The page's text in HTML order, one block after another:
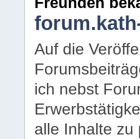
Auf die
ich nebst
alle Inhalte zu